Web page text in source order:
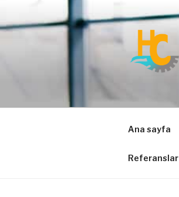
geç
Ana sayfa
Referanslar